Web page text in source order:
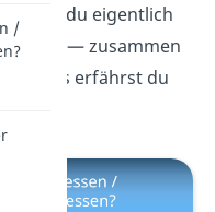
du eigentlich
“ — zusammen
Das erfährst du
/